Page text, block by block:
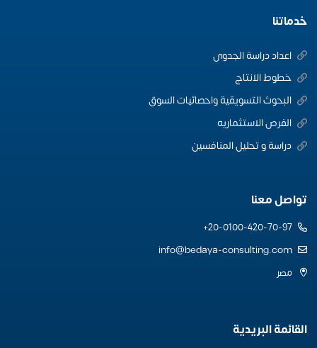
خدماتنا
اعداد دراسة الجدوى
خطوط الانتاج
البحوث التسويقية واحصائيات السوق
الفرص الاستثماريه
دراسة و تحليل المنافسين
تواصل معنا
20-0100-420-70-97+
info@bedaya-consulting.com
مصر
القائمة البريدية